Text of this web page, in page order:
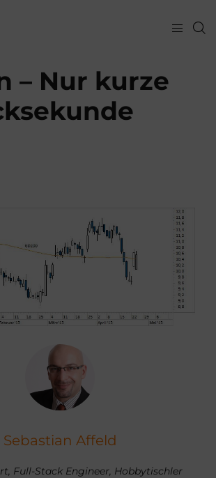
– Nur kurze
Sebastian Affeld
Full-Stack Engineer, Hobbytischler